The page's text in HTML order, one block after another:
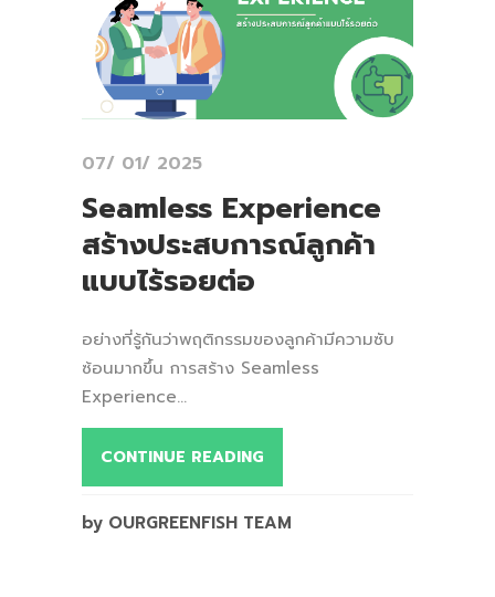
07/ 01/ 2025
Seamless Experience
สร้างประสบการณ์ลูกค้า
แบบไร้รอยต่อ
อย่างที่รู้กันว่าพฤติกรรมของลูกค้ามีความซับ
ซ้อนมากขึ้น การสร้าง Seamless
Experience...
CONTINUE READING
by OURGREENFISH TEAM